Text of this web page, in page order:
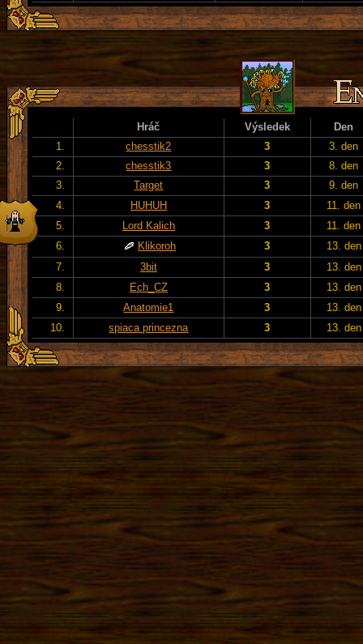
Hráč Výsledek
Den
1.
chesstik2 3
3. den
2.
chesstik3 3
8. den
3.
Target 3
9. den
4.
HUHUH 3
11. den
5.
Lord Kalich 3
11. den
6.
Klikoroh 3
13. den
7.
3bit 3
13. den
8.
Ech_CZ 3
13. den
9.
Anatomie1 3
13. den
10.
spiaca princezna 3 13. den